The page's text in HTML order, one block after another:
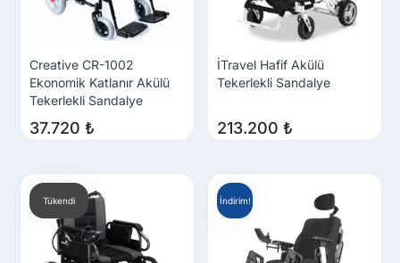
Creative CR-1002
Ekonomik Katlanır Akülü
Tekerlekli Sandalye
37.720₺
İTravel Hafif Akülü
Tekerlekli Sandalye
213.200 ₺
Tükendi İndirim!